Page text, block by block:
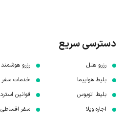
دسترسی سریع
رزرو هتل
بلیط هواپیما
بلیط اتوبوس
اجاره ویلا
رزرو
خدمات سفر
قوانین
سفر اقساطی